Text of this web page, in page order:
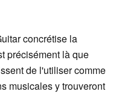
concrétise la
précisément là que
de l'utiliser comme
musicales y trouveront